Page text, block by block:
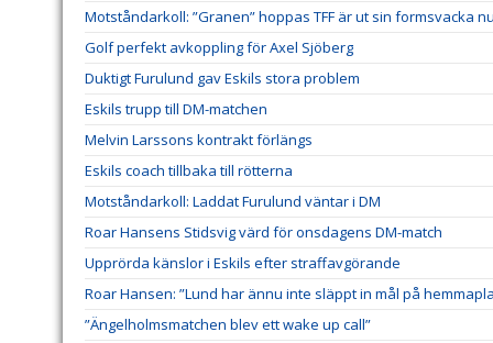
Motståndarkoll: ”Granen” hoppas TFF är ut sin formsvacka
Golf perfekt avkoppling för Axel Sjöberg
Duktigt Furulund gav Eskils stora problem
Eskils trupp till DM-matchen
Melvin Larssons kontrakt förlängs
Eskils coach tillbaka till rötterna
Motståndarkoll: Laddat Furulund väntar i DM
Roar Hansens Stidsvig värd för onsdagens DM-match
Upprörda känslor i Eskils efter straffavgörande
Roar Hansen: ”Lund har ännu inte släppt in mål på
”Ängelholmsmatchen blev ett wake up call”